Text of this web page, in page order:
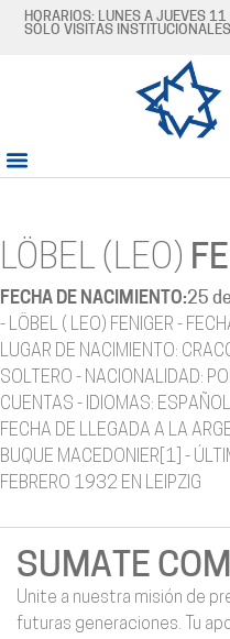
HORARIOS: LUNES A JUEVES
SÓLO VISITAS
LÖBEL (LEO)
FECHA DE NACIMIENTO:25
- LÖBEL ( LEO) FENIGER -
LUGAR DE NACIMIENTO:
SOLTERO - NACIONALIDAD:
CUENTAS - IDIOMAS:
FECHA DE LLEGADA A LA
BUQUE MACEDONIER[1] -
FEBRERO 1932 EN LEIPZIG
SUMATE
Unite a nuestra misión de
futuras generaciones. Tu